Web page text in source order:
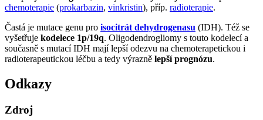
chemoterapie (prokarbazin, vinkristin), příp. radioterapie.
Častá je mutace genu pro isocitrát dehydrogenasu (IDH). Též se
vyšetřuje kodelece 1p/19q. Oligodendrogliomy s touto kodelecí a
současně s mutací IDH mají lepší odezvu na chemoterapetickou i
radioterapeutickou léčbu a tedy výrazně lepší prognózu.
Odkazy
Zdroj